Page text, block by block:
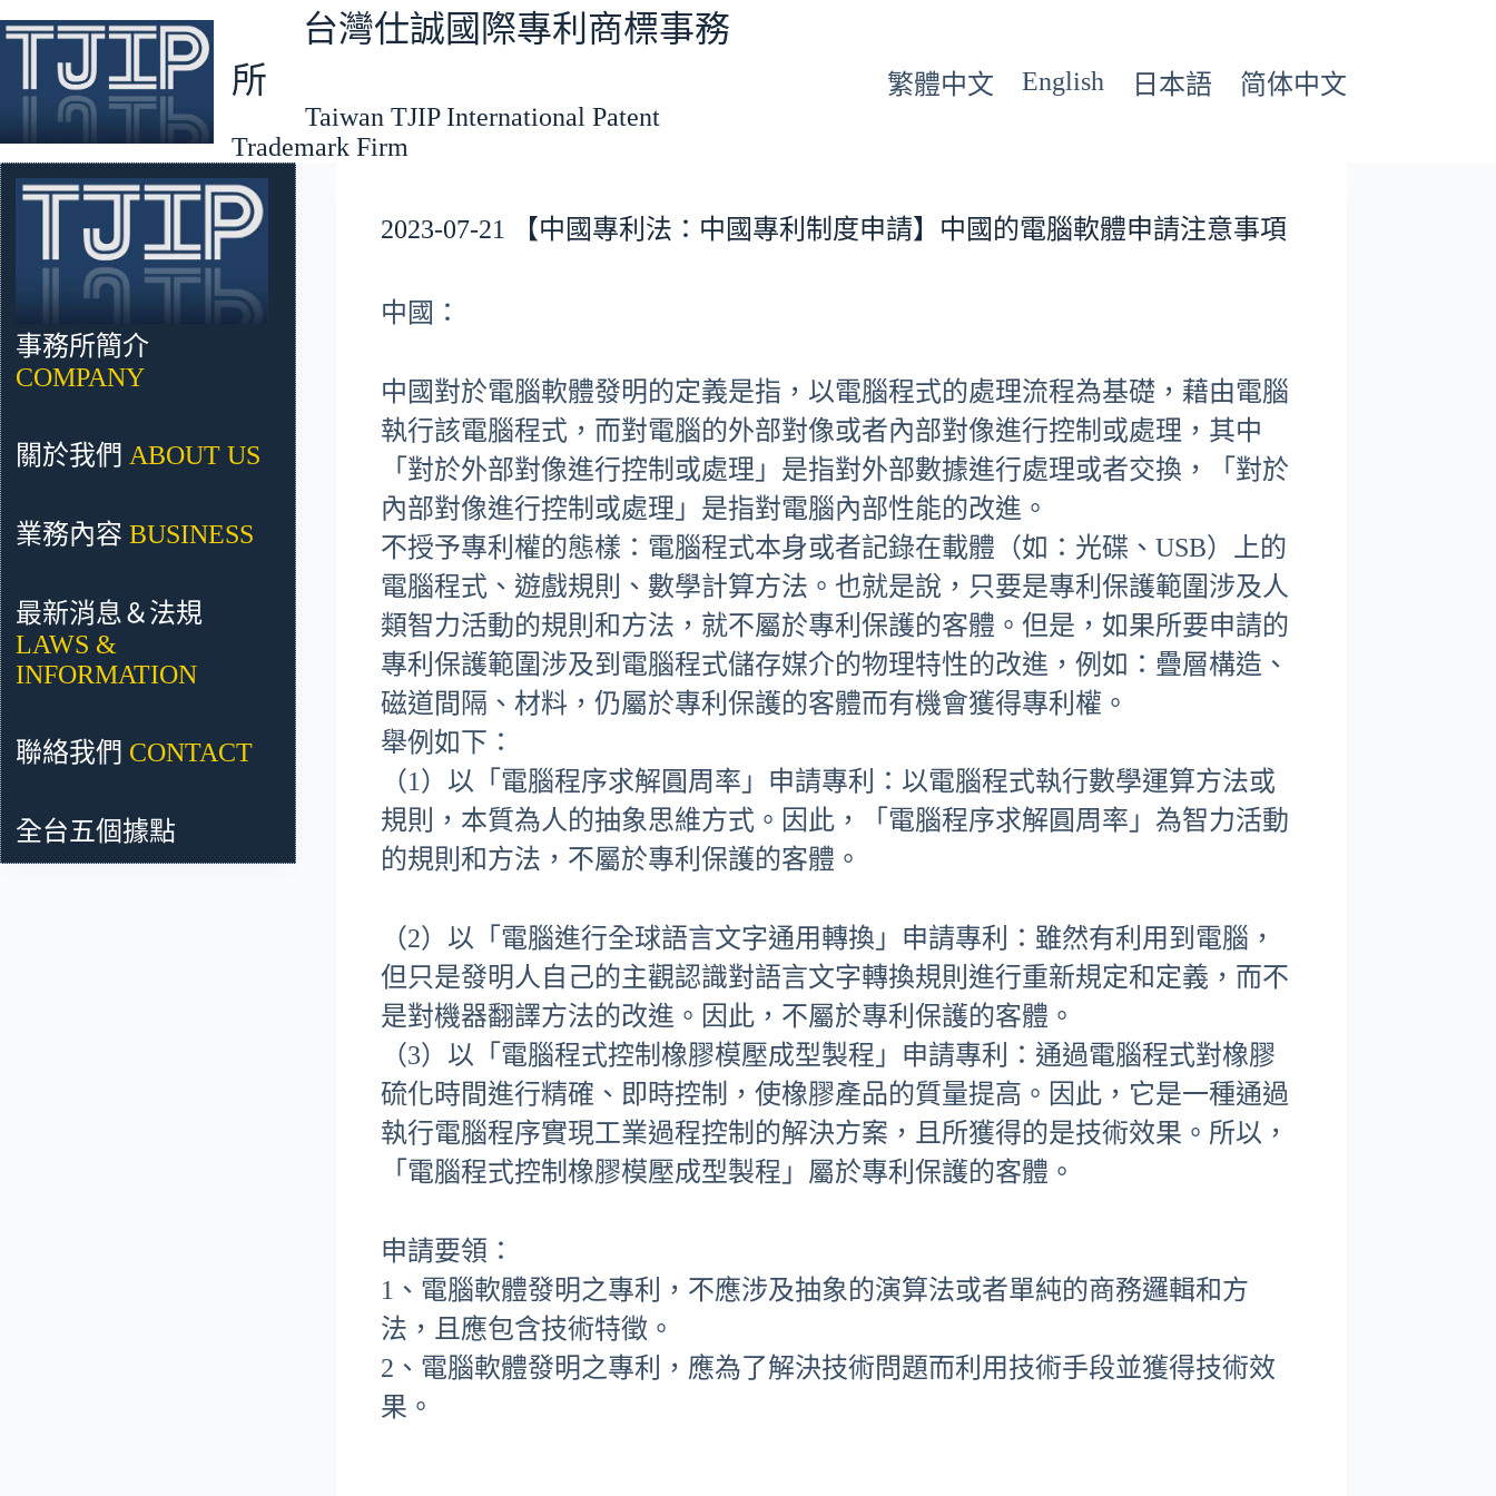
至
容
台灣仕誠國際專利商標事務
所
Taiwan TJIP International Patent
Trademark Firm
繁體中文 English 日本語 简体中文
2023-07-21 【中國專利法：中國專利制度申請】中國的電腦軟體申請注意事項
中國：
中國對於電腦軟體發明的定義是指，以電腦程式的處理流程為基礎，藉由電腦
執行該電腦程式，而對電腦的外部對像或者內部對像進行控制或處理，其中
「對於外部對像進行控制或處理」是指對外部數據進行處理或者交換，「對於
內部對像進行控制或處理」是指對電腦內部性能的改進。
不授予專利權的態樣：電腦程式本身或者記錄在載體（如：光碟、USB）上的
電腦程式、遊戲規則、數學計算方法。也就是說，只要是專利保護範圍涉及人
類智力活動的規則和方法，就不屬於專利保護的客體。但是，如果所要申請的
專利保護範圍涉及到電腦程式儲存媒介的物理特性的改進，例如：疊層構造、
磁道間隔、材料，仍屬於專利保護的客體而有機會獲得專利權。
舉例如下：
（1）以「電腦程序求解圓周率」申請專利：以電腦程式執行數學運算方法或
規則，本質為人的抽象思維方式。因此，「電腦程序求解圓周率」為智力活動
的規則和方法，不屬於專利保護的客體。
（2）以「電腦進行全球語言文字通用轉換」申請專利：雖然有利用到電腦，
但只是發明人自己的主觀認識對語言文字轉換規則進行重新規定和定義，而不
是對機器翻譯方法的改進。因此，不屬於專利保護的客體。
（3）以「電腦程式控制橡膠模壓成型製程」申請專利：通過電腦程式對橡膠
硫化時間進行精確、即時控制，使橡膠產品的質量提高。因此，它是一種通過
執行電腦程序實現工業過程控制的解決方案，且所獲得的是技術效果。所以，
「電腦程式控制橡膠模壓成型製程」屬於專利保護的客體。
申請要領：
1、電腦軟體發明之專利，不應涉及抽象的演算法或者單純的商務邏輯和方
法，且應包含技術特徵。
2、電腦軟體發明之專利，應為了解決技術問題而利用技術手段並獲得技術效
果。
事務所簡介
COMPANY
關於我們 ABOUT US
業務內容 BUSINESS
最新消息＆法規
LAWS &
INFORMATION
聯絡我們 CONTACT
全台五個據點